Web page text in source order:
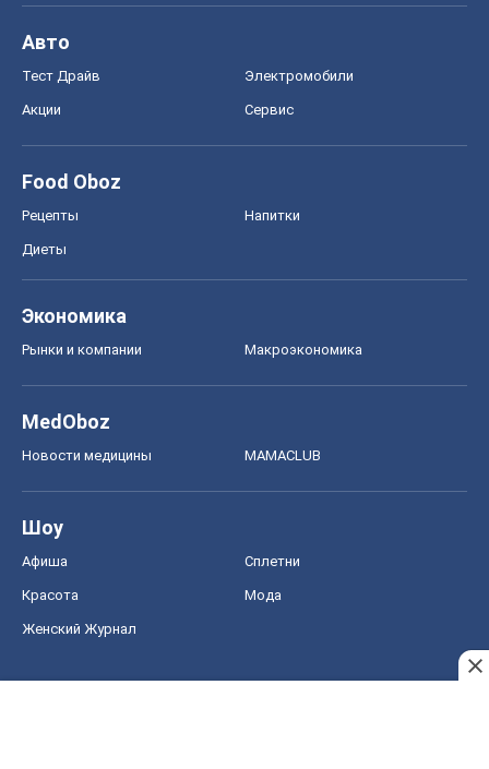
Авто
Тест Драйв Электромобили
Акции Сервис
Food Oboz
Рецепты Напитки
Диеты
Экономика
Рынки и компании Mакроэкономика
MedOboz
Новости медицины MAMACLUB
Шоу
Афиша Сплетни
Красота Мода
Женский Журнал